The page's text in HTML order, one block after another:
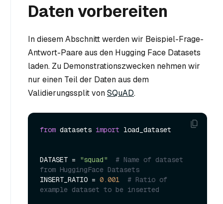
Daten vorbereiten
In diesem Abschnitt werden wir Beispiel-Frage-
Antwort-Paare aus den Hugging Face Datasets
laden. Zu Demonstrationszwecken nehmen wir
nur einen Teil der Daten aus dem
Validierungssplit vonSQuAD.
from datasets import load_dataset
DATASET = "squad"
# Name of dataset
from HuggingFace Datasets
INSERT_RATIO = 0.001
# Ratio of
example dataset to be inserted